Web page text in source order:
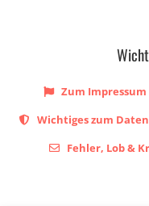
Zum Impressum
Wichtiges zum
Fehler, Lob &